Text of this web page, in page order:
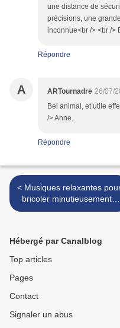
une distance de
précisions, une
inconnue<br /> <br />
Répondre
A ARTournadre 26/07/
Bel animal, et utile
/> Anne.
Répondre
< Musiques relaxantes pour
bricoler minutieusement -
Relaxing music for doing
Hébergé par Canalblog
Top articles
Pages
Contact
Signaler un abus